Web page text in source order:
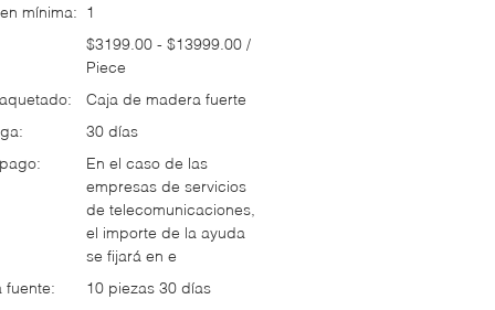
mínima: 1
$3199.00 - $13999.00 /
Piece
Caja de madera fuerte
30 días
En el caso de las
empresas de servicios
de telecomunicaciones,
el importe de la ayuda
se fijará en e
fuente:
10 piezas 30 días